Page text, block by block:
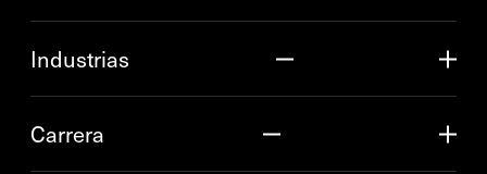
Industrias
Carrera